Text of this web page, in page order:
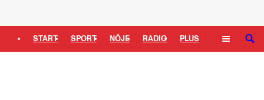
START SPORT NÖJE RADIO PLUS SÖK